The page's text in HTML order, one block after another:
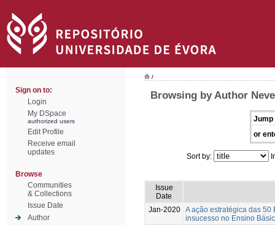
Sign on to:
Login
My DSpace
authorized users
Edit Profile
Receive email
updates
Browse
Communities
& Collections
Issue Date
Author
/
Browsing by Author
Jump
or
Sort by:
Issue
Date
Jan-2020 A ação estratégica das
insucesso no Ensino